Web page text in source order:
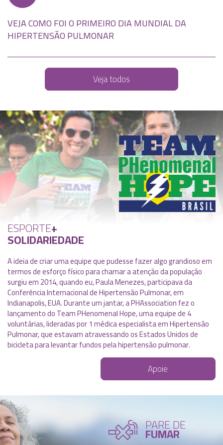
VEJA COMO FOI O PRIMEIRO DIA MUNDIAL DA
HIPERTENSÃO PULMONAR
Veja todos
ESPORTE+
SOLIDARIEDADE
A ideia de criar uma equipe que pudesse fazer algo grandioso em
termos de esforço físico para chamar a atenção da população
surgiu em 2014, quando eu, Paula Menezes, participava da
Conferência Internacional de Hipertensão Pulmonar, em
Indianapolis, EUA. Durante um jantar, a PHAssociation fez o
lançamento do Team PHenomenal Hope, uma equipe de 4
voluntárias, lideradas por 1 médica especialista em Hipertensão
Pulmonar, que estavam atravessando os Estados Unidos de
bicicleta para levantar fundos pela hipertensão pulmonar.
Apoie
PARE DE
FUMAR